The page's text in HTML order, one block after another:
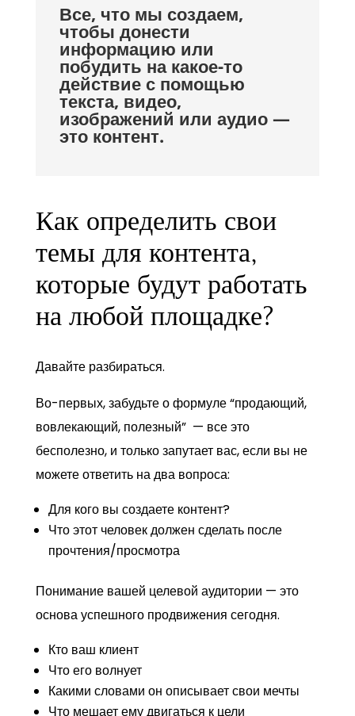
Все, что мы создаем,
чтобы донести
информацию или
побудить на какое-то
действие с помощью
текста, видео,
изображений или аудио —
это контент.
Как определить свои
темы для контента,
которые будут работать
на любой площадке?
Давайте разбираться.
Во-первых, забудьте о формуле “продающий,
вовлекающий, полезный” — все это
бесполезно, и только запутает вас, если вы не
можете ответить на два вопроса:
Для кого вы создаете контент?
Что этот человек должен сделать после
прочтения/просмотра
Понимание вашей целевой аудитории — это
основа успешного продвижения сегодня.
Кто ваш клиент
Что его волнует
Какими словами он описывает свои мечты
Что мешает ему двигаться к цели